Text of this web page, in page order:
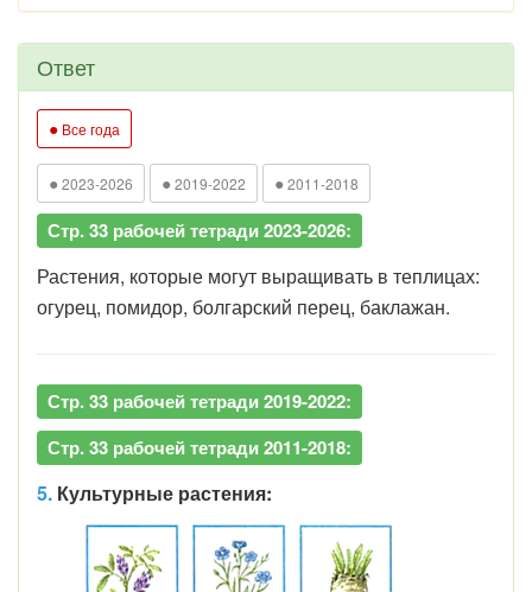
Ответ
● Все года
● 2023-2026 ● 2019-2022 ● 2011-2018
Стр. 33 рабочей тетради 2023-2026:
Растения, которые могут выращивать в теплицах:
огурец, помидор, болгарский перец, баклажан.
Стр. 33 рабочей тетради 2019-2022:
Стр. 33 рабочей тетради 2011-2018:
5. Культурные растения: